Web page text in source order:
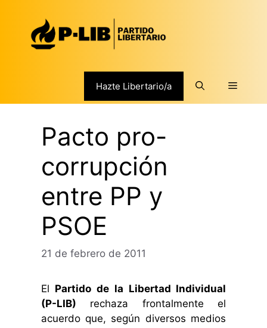
contenido
Hazte Libertario/a Menú
Pacto pro-
corrupción
entre PP y
PSOE
21 de febrero de 2011
El Partido de la Libertad Individual
(P-LIB) rechaza frontalmente el
acuerdo que, según diversos medios